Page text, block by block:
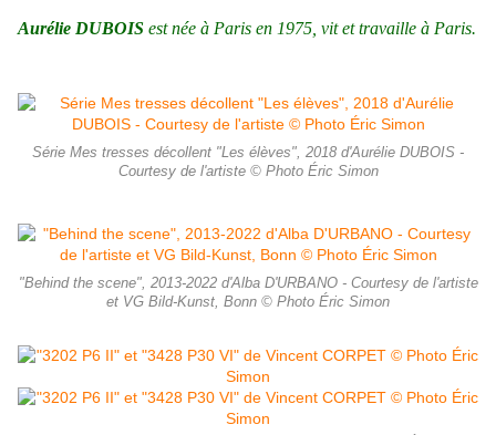
Aurélie DUBOIS est née à Paris en 1975, vit et travaille à Paris.
Série Mes tresses décollent "Les élèves", 2018 d'Aurélie DUBOIS -
Courtesy de l'artiste © Photo Éric Simon
"Behind the scene", 2013-2022 d'Alba D'URBANO - Courtesy de l'artiste
et VG Bild-Kunst, Bonn © Photo Éric Simon